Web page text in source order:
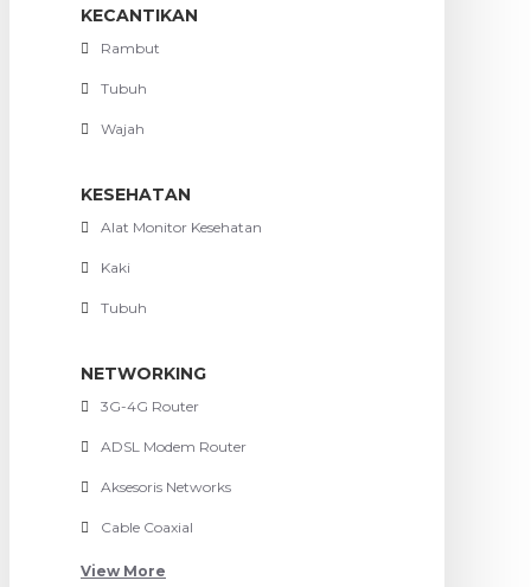
KECANTIKAN
Rambut
Tubuh
Wajah
KESEHATAN
Alat Monitor Kesehatan
Kaki
Tubuh
NETWORKING
3G-4G Router
ADSL Modem Router
Aksesoris Networks
Cable Coaxial
View More